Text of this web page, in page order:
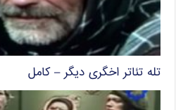
تله تئاتر اخگری دیگر – کامل